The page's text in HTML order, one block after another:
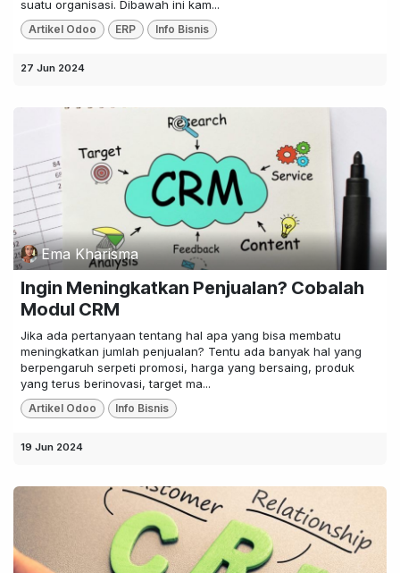
suatu organisasi. Dibawah ini kam...
Artikel Odoo ERP Info Bisnis
27 Jun 2024
Ema Kharisma
Ingin Meningkatkan Penjualan? Cobalah
Modul CRM
Jika ada pertanyaan tentang hal apa yang bisa membatu
meningkatkan jumlah penjualan? Tentu ada banyak hal yang
berpengaruh serpeti promosi, harga yang bersaing, produk
yang terus berinovasi, target ma...
Artikel Odoo Info Bisnis
19 Jun 2024